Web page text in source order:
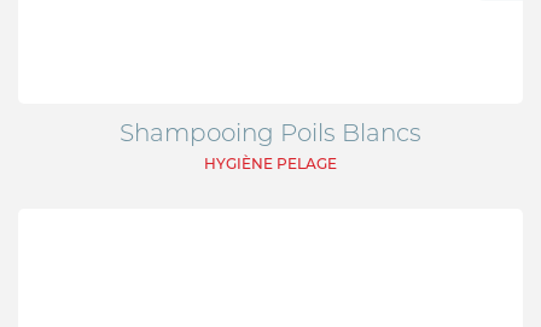
Shampooing Poils Blancs
HYGIÈNE PELAGE